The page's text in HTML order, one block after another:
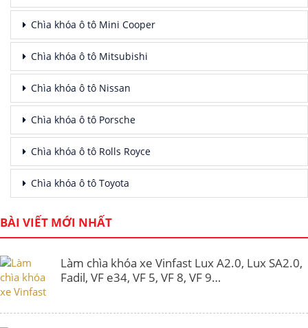
Chìa khóa ô tô Mini Cooper
Chìa khóa ô tô Mitsubishi
Chìa khóa ô tô Nissan
Chìa khóa ô tô Porsche
Chìa khóa ô tô Rolls Royce
Chìa khóa ô tô Toyota
BÀI VIẾT MỚI NHẤT
Làm chìa khóa xe Vinfast Lux A2.0, Lux SA2.0,
Fadil, VF e34, VF 5, VF 8, VF 9…